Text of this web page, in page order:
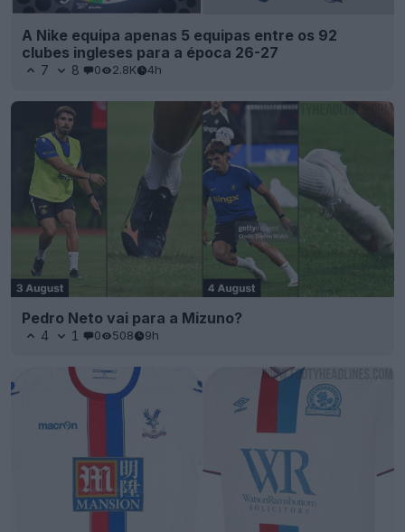
A Nike equipa apenas 5 equipas entre os 92
clubes ingleses para a época 26-27
7 8 0 2.8K 4h
Pedro Neto vai para a Mizuno?
4 1 0 508 9h